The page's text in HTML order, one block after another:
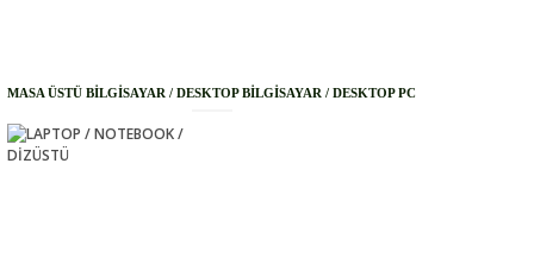
MASA ÜSTÜ BİLGİSAYAR / DESKTOP BİLGİSAYAR / DESKTOP PC